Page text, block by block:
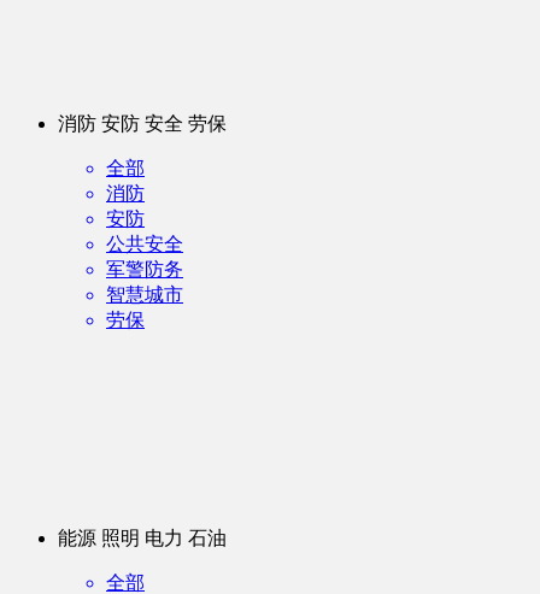
消防 安防 安全 劳保
全部
消防
安防
公共安全
军警防务
智慧城市
劳保
能源 照明 电力 石油
全部